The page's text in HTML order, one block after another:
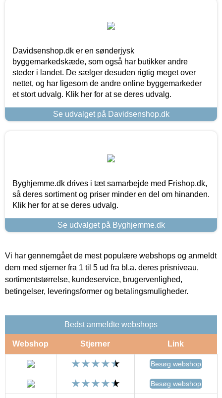
Davidsenshop.dk er en sønderjysk
byggemarkedskæde, som også har butikker andre
steder i landet. De sælger desuden rigtig meget over
nettet, og har ligesom de andre online byggemarkeder
et stort udvalg. Klik her for at se deres udvalg.
Se udvalget på Davidsenshop.dk
Byghjemme.dk drives i tæt samarbejde med Frishop.dk,
så deres sortiment og priser minder en del om hinanden.
Klik her for at se deres udvalg.
Se udvalget på Byghjemme.dk
Vi har gennemgået de mest populære webshops og anmeldt
dem med stjerner fra 1 til 5 ud fra bl.a. deres prisniveau,
sortimentstørrelse, kundeservice, brugervenlighed,
betingelser, leveringsformer og betalingsmuligheder.
Bedst anmeldte webshops
Webshop Stjerner Link
Besøg webshop
Besøg webshop